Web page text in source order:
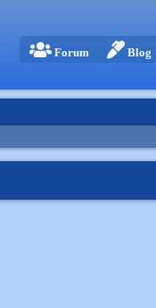
Forum Blog